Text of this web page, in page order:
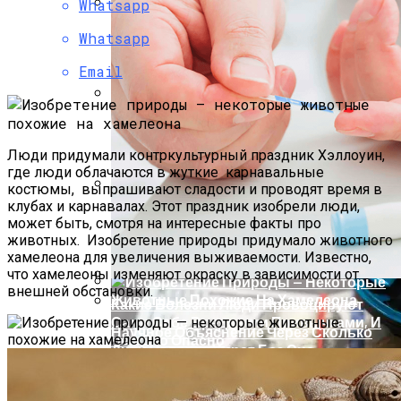
В России На Будущие Президентские
Выборы Идут Четыре Кандидата
Финансовая Грамотность: Как
Откладывать Сбережения
Почем «переобуться»? Разобрались
С Новыми Ценами На Зимнюю Резину
249 Пользователей Из 250 Возможных.
Viber Изучил, Как Белорусы Применяют
Групповые Чаты
Научное Объяснение Через Сколько
Дней Человек Умрет Без Сна
Какие Болезни Люди Провоцируют
Сами Себе Вредными Привычками, И
Чем Это Опасно
Whatsapp
Whatsapp
Email
Люди придумали контркультурный праздник Хэллоуин,
где люди облачаются в жуткие карнавальные
костюмы, выпрашивают сладости и проводят время в
клубах и карнавалах. Этот праздник изобрели люди,
может быть, смотря на интересные факты про
животных. Изобретение природы придумало животного
хамелеона для увеличения выживаемости. Известно,
что хамелеоны изменяют окраску в зависимости от
внешней обстановки.